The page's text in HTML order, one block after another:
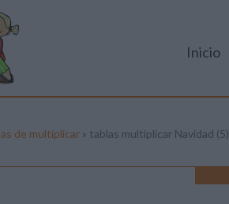
Inicio
de multiplicar » tablas multiplicar Navidad (5)